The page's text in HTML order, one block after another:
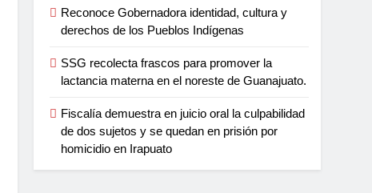
Reconoce Gobernadora identidad, cultura y
derechos de los Pueblos Indígenas
SSG recolecta frascos para promover la
lactancia materna en el noreste de Guanajuato.
Fiscalía demuestra en juicio oral la culpabilidad
de dos sujetos y se quedan en prisión por
homicidio en Irapuato